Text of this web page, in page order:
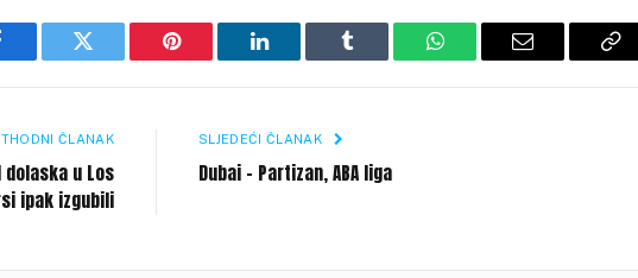
Twitter Pinterest LinkedIn Tumblr WhatsAppEmail
ČLANAK
u Los
ipak izgubili
SLJEDEĆI ČLANAK
Dubai – Partizan, ABA liga